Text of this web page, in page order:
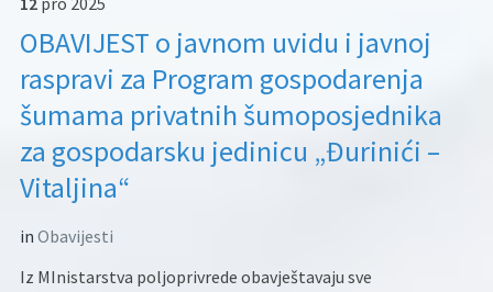
OBAVIJEST o javnom uvidu i javnoj
raspravi za Program gospodarenja
šumama privatnih šumoposjednika
za gospodarsku jedinicu „Đurinići –
Vitaljina“
in Obavijesti
Iz MInistarstva poljoprivrede obavještavaju sve